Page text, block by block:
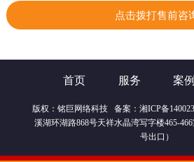
点击拨打售前咨
首页 服务 案例
版权： 铭巨网络科技备案： 湘ICP备
溪湖环湖路868号天祥水晶湾写字楼465-
号出口）